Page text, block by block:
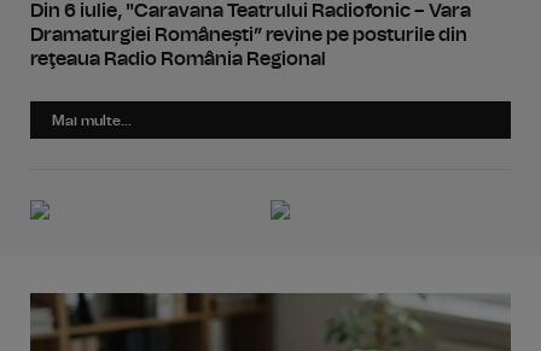
Din 6 iulie, "Caravana Teatrului Radiofonic – Vara
Dramaturgiei Românești” revine pe posturile din
reţeaua Radio România Regional
Mai multe...